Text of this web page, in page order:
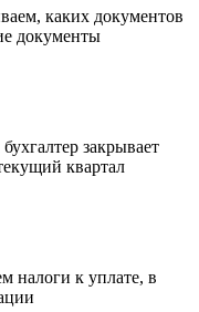
каких документов
документы
закрывает
квартал
налоги к уплате, в